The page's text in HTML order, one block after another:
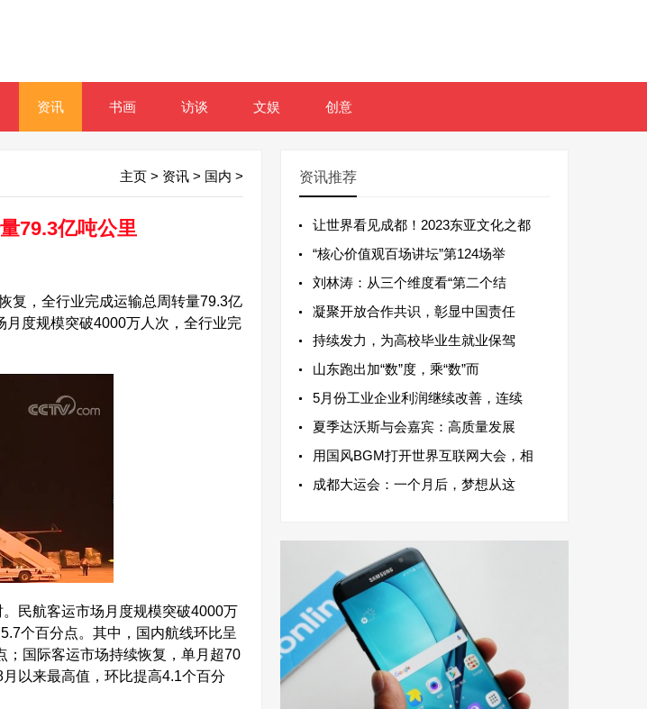
资讯 书画 访谈 文娱 创意
主页 > 资讯 > 国内 >
79.3亿吨公里
，全行业完成运输总周转量79.3亿
度规模突破4000万人次，全行业完
民航客运市场月度规模突破4000万
个百分点。其中，国内航线环比呈
；国际客运市场持续恢复，单月超70
以来最高值，环比提高4.1个百分
资讯推荐
让世界看见成都！2023东亚文化之都
“核心价值观百场讲坛”第124场举
刘林涛：从三个维度看“第二个结
凝聚开放合作共识，彰显中国责任
持续发力，为高校毕业生就业保驾
山东跑出加“数”度，乘“数”而
5月份工业企业利润继续改善，连续
夏季达沃斯与会嘉宾：高质量发展
用国风BGM打开世界互联网大会，相
成都大运会：一个月后，梦想从这